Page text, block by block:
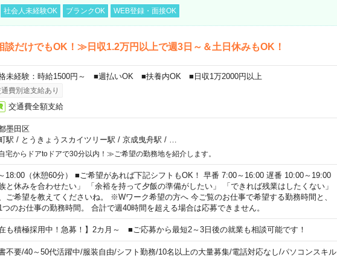
社会人未経験OK ブランクOK WEB登録・面接OK
だけでもOK！≫日収1.2万円以上で週3日～＆土日休みもOK！
未経験：時給1500円～ ■週払いOK ■扶養内OK ■日収1万2000円以上
費別途支給あり
交通費全額支給
墨田区
駅 / とうきょうスカイツリー駅 / 京成曳舟駅 /
宅からドアtoドアで30分以内！≫ご希望の勤務地を紹介します。
18:00（休憩60分） ■ご希望があれば下記シフトもOK！ 早番 7:00～16:00 遅番 10:00～19:00
族と休みを合わせたい」 「余裕を持って夕飯の準備がしたい」 「できれば残業はしたくない」
ご希望を教えてくださいね。 ※Wワーク希望の方へ 今ご覧のお仕事で希望する勤務時間と、
つのお仕事の勤務時間。 合計で週40時間を超える場合は応募できません。
在も積極採用中！急募！】2カ月～ ■ご応募から最短2～3日後の就業も相談可能です！
不要/40～50代活躍中/服装自由/シフト勤務/10名以上の大量募集/電話対応なし/パソコンスキル